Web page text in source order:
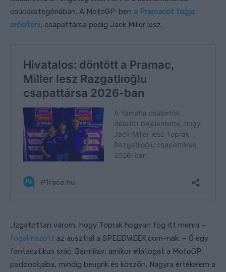
csúcskategóriában. A MotoGP-ben a Pramacot fogja
erősíteni, csapattársa pedig Jack Miller lesz.
„Izgatottan várom, hogy Toprak hogyan fog itt menni –
fogalmazott az ausztrál a SPEEDWEEK.com-nak. – Ő egy
fantasztikus srác. Bármikor, amikor ellátogat a MotoGP
paddockjába, mindig beugrik és köszön. Nagyra értékelem a